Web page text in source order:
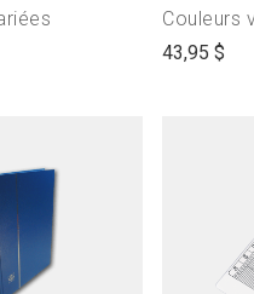
open
product
Produit
avec"
Couleurs
43,95 $